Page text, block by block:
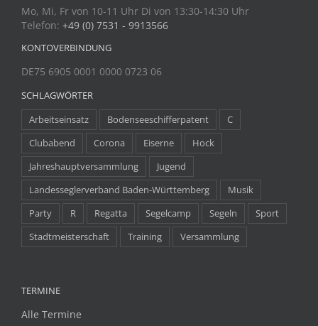
Mo, Mi, Fr von 10-11 Uhr Di von 13:30-14:30 Uhr
Telefon: +49 (0) 7531 - 9913566
KONTOVERBINDUNG
DE75 6905 0001 0000 0723 06
SCHLAGWÖRTER
Arbeitseinsatz Bodenseeschifferpatent
C
Clubabend
Corona Eiserne
Hock
Jahreshauptversammlung
Jugend
Landesseglerverband Baden-Württemberg
Musik
Party
R Regatta Segelcamp Segeln
Sport
Stadtmeisterschaft
Training Versammlung
TERMINE
Alle Termine